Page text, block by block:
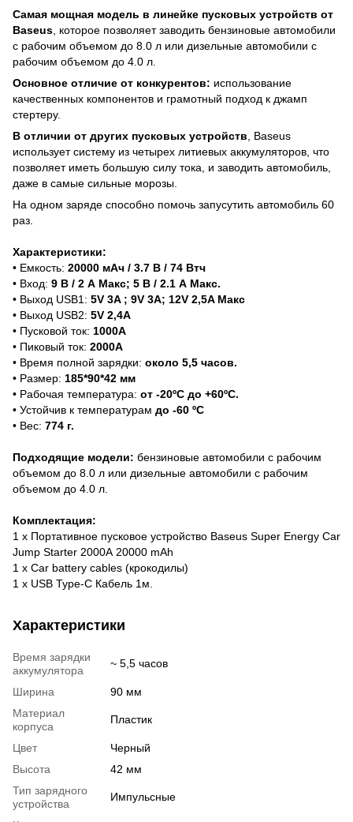
Cамая мощная модель в линейке пусковых устройств от
Baseus , которое позволяет заводить бензиновые автомобили
с рабочим объемом до 8.0 л или дизельные автомобили с
рабочим объемом до 4.0 л.
Основное отличие от конкурентов: использование
качественных компонентов и грамотный подход к джамп
стертеру.
В отличии от других пусковых устройств , Baseus
использует систему из четырех литиевых аккумуляторов, что
позволяет иметь большую силу тока, и заводить автомобиль,
даже в самые сильные морозы.
На одном заряде способно помочь запусутить автомобиль 60
раз.
Характеристики:
• Емкость: 20000 мАч / 3.7 В / 74 Втч
• Вход: 9 В / 2 А Макс; 5 В / 2.1 А Макс.
• Выход USB1: 5V 3A ; 9V 3A; 12V 2,5A Макс
• Выход USB2: 5V 2,4A
• Пусковой ток: 1000А
• Пиковый ток: 2000А
• Время полной зарядки: около 5,5 часов.
• Размер: 185*90*42 мм
• Рабочая температура: от -20ºC до +60ºC.
• Устойчив к температурам до -60 ºC
• Вес: 774 г.
Подходящие модели: бензиновые автомобили с рабочим
объемом до 8.0 л или дизельные автомобили с рабочим
объемом до 4.0 л.
Комплектация:
1 x Портативное пусковое устройство Baseus Super Energy Car
Jump Starter 2000А 20000 mAh
1 x Car battery cables (крокодилы)
1 x USB Type-C Кабель 1м.
Характеристики
Время зарядки
аккумулятора
~ 5,5 часов
Ширина
90 мм
Материал
корпуса
Пластик
Цвет
Черный
Высота
42 мм
Тип зарядного
устройства
Импульсные